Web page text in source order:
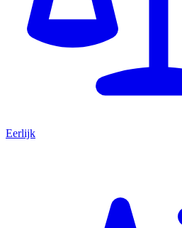
Eerlijk